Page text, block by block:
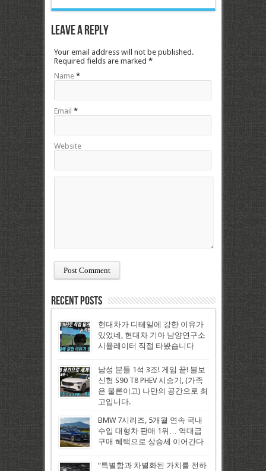
Leave a Reply
Your email address will not be published.
Required fields are marked *
Name *
Email *
Website
Recent Posts
현대차가 디테일에 강한 이유가
있었네, 현대차 기아 남양연구소
시뮬레이터 직접 타봤습니다
남성 분들 1석 3조! 게임 끝! 볼보
신형 S90 T8 PHEV 시승기, (가족
은 물론이고) 나만의 공간으로 최
고입니다.
BMW 7시리즈, 5개월 연속 국내
수입 대형차 판매 1위… 역대급
구매 혜택으로 상승세 이어간다
“특별함과 차별화된 가치를 전하